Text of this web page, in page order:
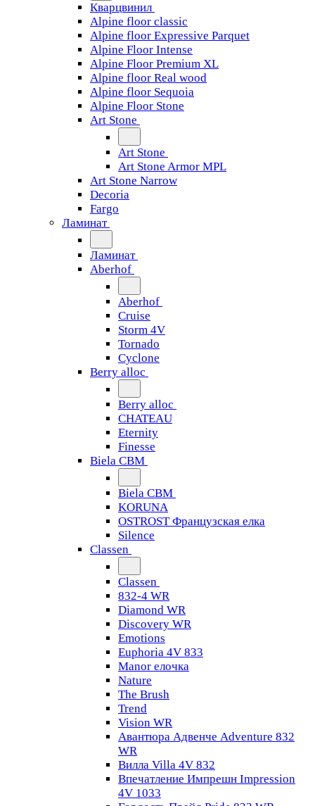
Кварцвинил
Alpine floor classic
Alpine floor Expressive Parquet
Alpine Floor Intense
Alpine Floor Premium XL
Alpine floor Real wood
Alpine floor Sequoia
Alpine Floor Stone
Art Stone
Art Stone
Art Stone Armor MPL
Art Stone Narrow
Decoria
Fargo
Ламинат
Ламинат
Aberhof
Aberhof
Cruise
Storm 4V
Tornado
Сyclone
Berry alloc
Berry alloc
CHATEAU
Eternity
Finesse
Biela CBM
Biela CBM
KORUNA
OSTROST Французская елка
Silence
Classen
Classen
832-4 WR
Diamond WR
Discovery WR
Emotions
Euphoria 4V 833
Manor елочка
Nature
The Brush
Trend
Vision WR
Авантюра Адвенче Adventure 832
WR
Вилла Villa 4V 832
Впечатление Импрешн Impression
4V 1033